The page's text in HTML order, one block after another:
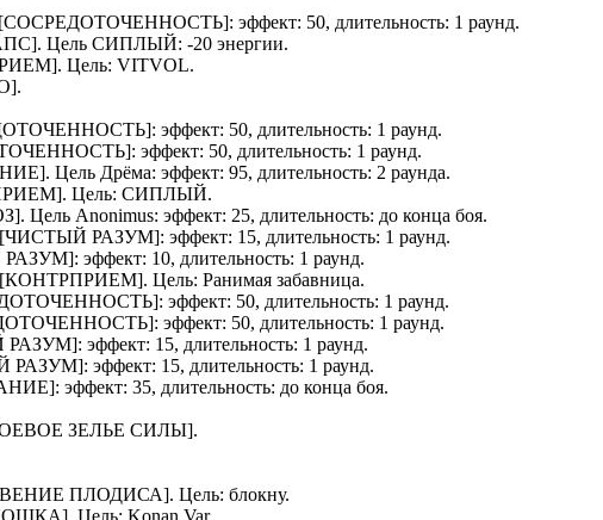
CОСРЕДОТОЧЕННОСТЬ]: эффект: 50, длительность: 1 раунд.
]. Цель СИПЛЫЙ: -20 энергии.
]. Цель: VITVOL.
].
]: эффект: 50, длительность: 1 раунд.
]: эффект: 50, длительность: 1 раунд.
]. Цель Дрёма: эффект: 95, длительность: 2 раунда.
]. Цель: СИПЛЫЙ.
]. Цель Anonimus: эффект: 25, длительность: до конца боя.
ЧИСТЫЙ РАЗУМ]: эффект: 15, длительность: 1 раунд.
]: эффект: 10, длительность: 1 раунд.
КОНТРПРИЕМ]. Цель: Ранимая забавница.
]: эффект: 50, длительность: 1 раунд.
]: эффект: 50, длительность: 1 раунд.
РАЗУМ]: эффект: 15, длительность: 1 раунд.
РАЗУМ]: эффект: 15, длительность: 1 раунд.
]: эффект: 35, длительность: до конца боя.
ЗЕЛЬЕ СИЛЫ].
ПЛОДИСА]. Цель: блокну.
]. Цель: Konan Var.